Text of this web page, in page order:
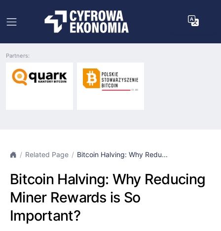
Partners:
Related Page Bitcoin Halving: Why Redu...
Bitcoin Halving: Why Reducing
Miner Rewards is So
Important?